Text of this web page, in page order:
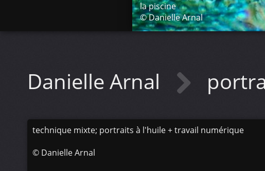
la piscine
© Danielle Arnal
Danielle Arnal
technique mixte; portraits à l'huile + travail numérique
© Danielle Arnal